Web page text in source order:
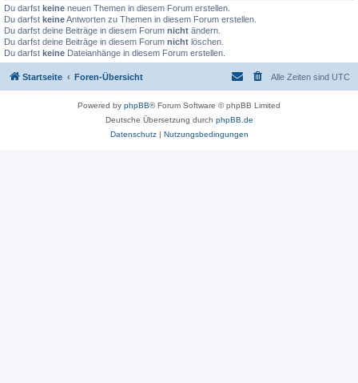
Du darfst keine neuen Themen in diesem Forum erstellen.
Du darfst keineAntworten zu Themen in diesem Forum erstellen.
Du darfst deine Beiträge in diesem Forum nicht ändern.
Du darfst deine Beiträge in diesem Forum nicht löschen.
Du darfst keine Dateianhänge in diesem Forum erstellen.
Startseite Foren-Übersicht Alle Zeiten sind UTC
Powered by phpBB® Forum Software © phpBB Limited
Deutsche Übersetzung durch phpBB.de
Datenschutz| Nutzungsbedingungen